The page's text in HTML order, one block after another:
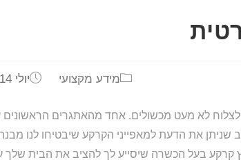
יולי 14, 2020 מידע מקצועי
לא מעט מכשולים. אחד מהאתגרים
את הדעת למאפייני הקרקע שיבטיחו לנו
קרקע בעל הכשרה שיסייע לך להציב את הבית שלך